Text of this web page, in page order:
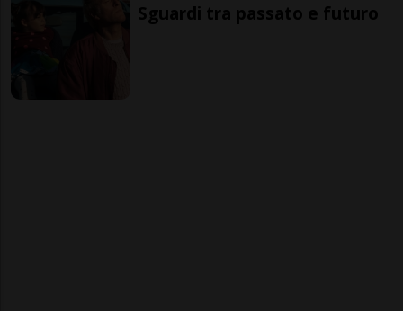
Sguardi tra passato e futuro